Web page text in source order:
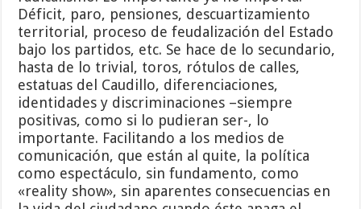
Déficit, paro, pensiones, descuartizamiento
territorial, proceso de feudalización del Estado
bajo los partidos, etc. Se hace de lo secundario,
hasta de lo trivial, toros, rótulos de calles,
estatuas del Caudillo, diferenciaciones,
identidades y discriminaciones –siempre
positivas, como si lo pudieran ser-, lo
importante. Facilitando a los medios de
comunicación, que están al quite, la política
como espectáculo, sin fundamento, como
«reality show», sin aparentes consecuencias en